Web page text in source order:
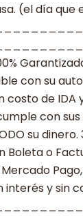
(el día que
con su
costo de IDA
con
su
Boleta o
interés y sin